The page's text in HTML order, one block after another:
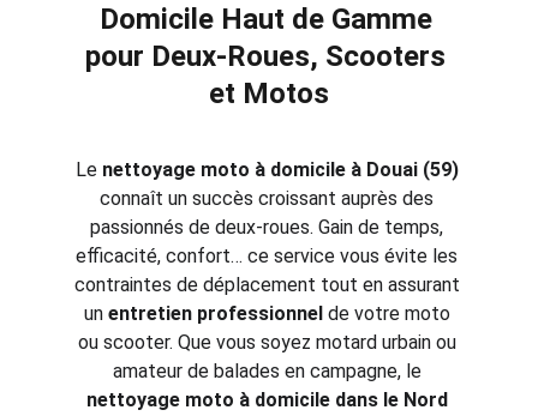
Domicile Haut de Gamme
pour Deux-Roues, Scooters
et Motos
Le nettoyage moto à domicile à Douai (59)
connaît un succès croissant auprès des
passionnés de deux-roues. Gain de temps,
efficacité, confort… ce service vous évite les
contraintes de déplacement tout en assurant
un entretien professionnel de votre moto
ou scooter. Que vous soyez motard urbain ou
amateur de balades en campagne, le
nettoyage moto à domicile dans le Nord